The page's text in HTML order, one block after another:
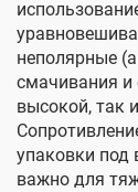
неполярные
смачивания и
высокой, так
упаковки под
важно для